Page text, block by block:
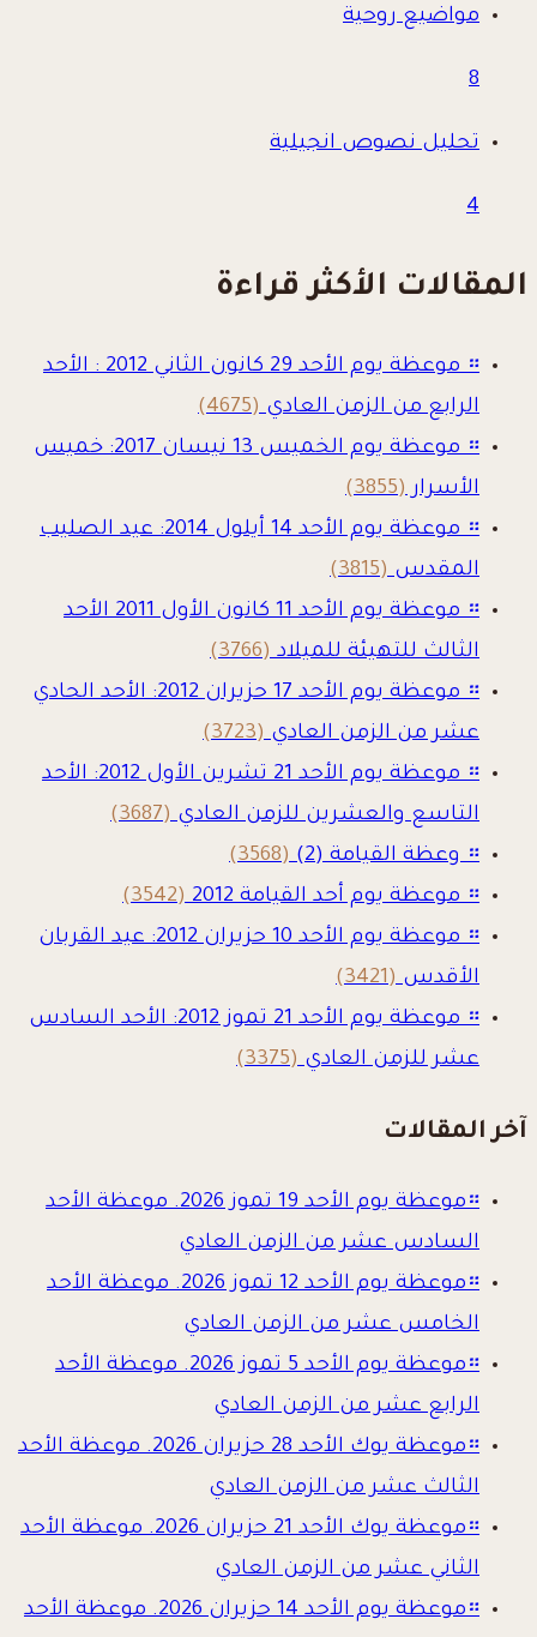
مواضيع روحية
8
تحليل نصوص انجيلية
4
المقالات الأكثر قراءة
።
موعظة يوم الأحد 29 كانون الثاني 2012 : الأحد
الرابع من الزمن العادي(4675)
።
موعظة يوم الخميس 13 نيسان 2017: خميس
الأسرار(3855)
።
موعظة يوم الأحد 14 أيلول 2014: عيد الصليب
المقدس(3815)
።
موعظة يوم الأحد 11 كانون الأول 2011 الأحد
الثالث للتهيئة للميلاد(3766)
።
موعظة يوم الأحد 17 حزيران 2012: الأحد الحادي
عشر من الزمن العادي(3723)
።
موعظة يوم الأحد 21 تشرين الأول 2012: الأحد
التاسع والعشرين للزمن العادي(3687)
። وعظة القيامة (2)
(3568)
። موعظة يوم أحد القيامة 2012
(3542)
።
موعظة يوم الأحد 10 حزيران 2012: عيد القربان
الأقدس(3421)
።
موعظة يوم الأحد 21 تموز 2012: الأحد السادس
عشر للزمن العادي(3375)
آخر المقالات
።
موعظة يوم الأحد 19 تموز 2026. موعظة الأحد
السادس عشر من الزمن العادي
።
موعظة يوم الأحد 12 تموز 2026. موعظة الأحد
الخامس عشر من الزمن العادي
።
موعظة يوم الأحد 5 تموز 2026. موعظة الأحد
الرابع عشر من الزمن العادي
።
موعظة يوك الأحد 28 حزيران 2026. موعظة الأحد
الثالث عشر من الزمن العادي
።
موعظة يوك الأحد 21 حزيران 2026. موعظة الأحد
الثاني عشر من الزمن العادي
።
موعظة يوم الأحد 14 حزيران 2026. موعظة الأحد